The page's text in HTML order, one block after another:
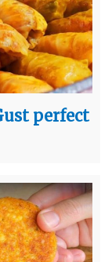
perfect